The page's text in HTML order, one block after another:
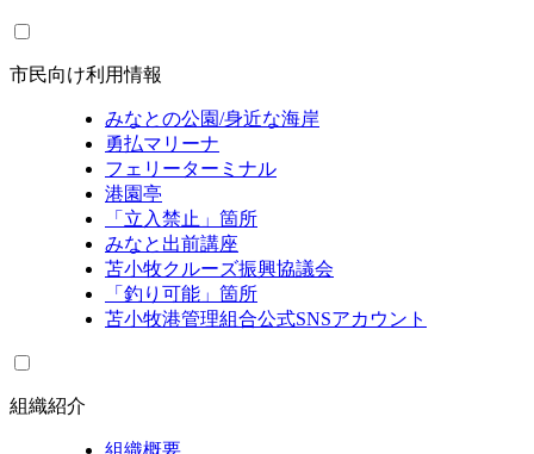
市民向け利用情報
みなとの公園/身近な海岸
勇払マリーナ
フェリーターミナル
港園亭
「立入禁止」箇所
みなと出前講座
苫小牧クルーズ振興協議会
「釣り可能」箇所
苫小牧港管理組合公式SNSアカウント
組織紹介
組織概要